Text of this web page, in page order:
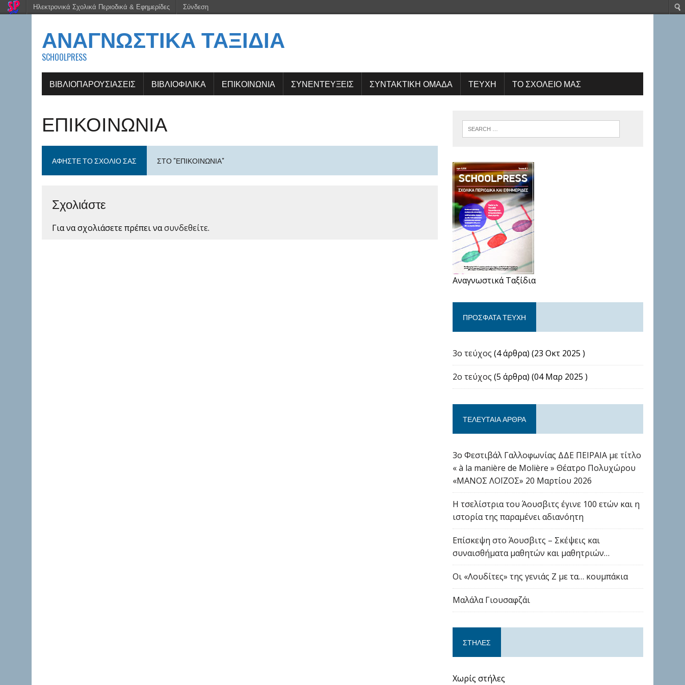
ΑΝΑΓΝΩΣΤΙΚΆ ΤΑΞΊΔΙΑ
SCHOOLPRESS
ΒΙΒΛΙΟΠΑΡΟΥΣΙΆΣΕΙΣ ΒΙΒΛΙΟΦΙΛΙΚΆ ΕΠΙΚΟΙΝΩΝΙΑ ΣΥΝΕΝΤΕΎΞΕΙΣ ΣΥΝΤΑΚΤΙΚΗ ΟΜΑΔΑ ΤΕΥΧΗ ΤΟ ΣΧΟΛΕΙΟ ΜΑΣ
ΕΠΙΚΟΙΝΩΝΙΑ
ΑΦΉΣΤΕ ΤΟ ΣΧΌΛΙΟ ΣΑΣ ΣΤΟ "ΕΠΙΚΟΙΝΩΝΙΑ"
Σχολιάστε
Για να σχολιάσετε πρέπει νασυνδεθείτε.
Αναγνωστικά Ταξίδια
ΠΡΌΣΦΑΤΑ ΤΕΎΧΗ
3ο τεύχος (4 άρθρα) (23 Οκτ 2025 )
2ο τεύχος (5 άρθρα) (04 Μαρ 2025 )
ΤΕΛΕΥΤΑΊΑ ΆΡΘΡΑ
3ο Φεστιβάλ Γαλλοφωνίας ΔΔΕ ΠΕΙΡΑΙΑ με τίτλο
« à la manière de Molière » Θέατρο Πολυχώρου
«ΜΑΝΟΣ ΛΟΪΖΟΣ» 20 Μαρτίου 2026
Η τσελίστρια του Άουσβιτς έγινε 100 ετών και η
ιστορία της παραμένει αδιανόητη
Επίσκεψη στο Άουσβιτς – Σκέψεις και
συναισθήματα μαθητών και μαθητριών…
Οι «Λουδίτες» της γενιάς Ζ με τα… κουμπάκια
Μαλάλα Γιουσαφζάι
ΣΤΉΛΕΣ
Χωρίς στήλες
Ηλεκτρονικά Σχολικά Περιοδικά & Εφημερίδες Σύνδεση